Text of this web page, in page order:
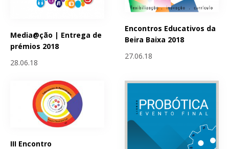
Media@ção | Entrega de
prémios 2018
28.06.18
Encontros Educativos da
Beira Baixa 2018
27.06.18
III Encontro